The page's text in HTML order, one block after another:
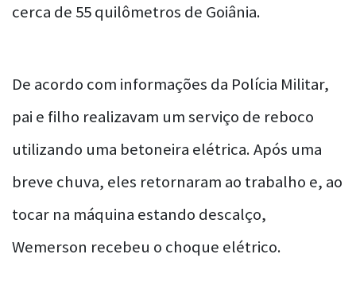
cerca de 55 quilômetros de Goiânia.
De acordo com informações da Polícia Militar,
pai e filho realizavam um serviço de reboco
utilizando uma betoneira elétrica. Após uma
breve chuva, eles retornaram ao trabalho e, ao
tocar na máquina estando descalço,
Wemerson recebeu o choque elétrico.